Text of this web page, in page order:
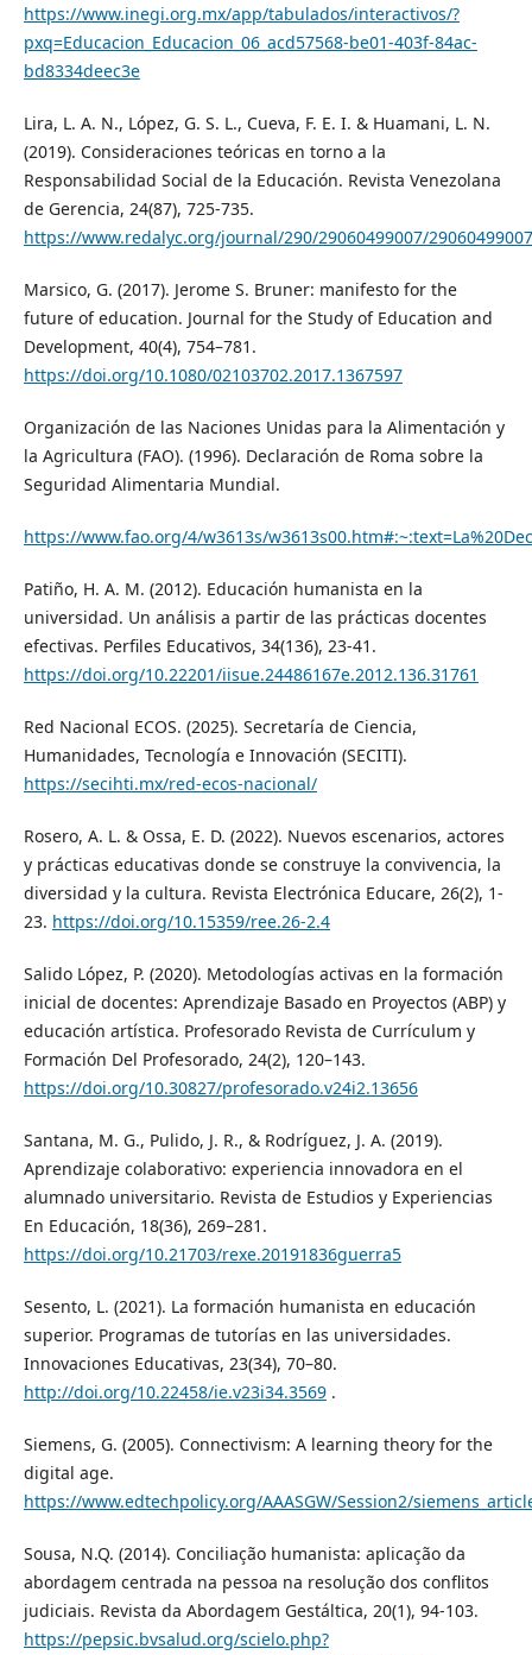
https://www.inegi.org.mx/app/tabulados/interactivos/?
pxq=Educacion_Educacion_06_acd57568-be01-403f-84ac-
bd8334deec3e
Lira, L. A. N., López, G. S. L., Cueva, F. E. I. & Huamani, L. N.
(2019). Consideraciones teóricas en torno a la
Responsabilidad Social de la Educación. Revista Venezolana
de Gerencia, 24(87), 725-735.
https://www.redalyc.org/journal/290/29060499007/
Marsico, G. (2017). Jerome S. Bruner: manifesto for the
future of education. Journal for the Study of Education and
Development, 40(4), 754–781.
https://doi.org/10.1080/02103702.2017.1367597
Organización de las Naciones Unidas para la Alimentación y
la Agricultura (FAO). (1996). Declaración de Roma sobre la
Seguridad Alimentaria Mundial.
https://www.fao.org/4/w3613s/
Patiño, H. A. M. (2012). Educación humanista en la
universidad. Un análisis a partir de las prácticas docentes
efectivas. Perfiles Educativos, 34(136), 23-41.
https://doi.org/10.22201/iisue.24486167e.2012.136.31761
Red Nacional ECOS. (2025). Secretaría de Ciencia,
Humanidades, Tecnología e Innovación (SECITI).
https://secihti.mx/red-ecos-nacional/
Rosero, A. L. & Ossa, E. D. (2022). Nuevos escenarios, actores
y prácticas educativas donde se construye la convivencia, la
diversidad y la cultura. Revista Electrónica Educare, 26(2), 1-
23. https://doi.org/10.15359/ree.26-2.4
Salido López, P. (2020). Metodologías activas en la formación
inicial de docentes: Aprendizaje Basado en Proyectos (ABP) y
educación artística. Profesorado Revista de Currículum y
Formación Del Profesorado, 24(2), 120–143.
https://doi.org/10.30827/profesorado.v24i2.13656
Santana, M. G., Pulido, J. R., & Rodríguez, J. A. (2019).
Aprendizaje colaborativo: experiencia innovadora en el
alumnado universitario. Revista de Estudios y Experiencias
En Educación, 18(36), 269–281.
https://doi.org/10.21703/rexe.20191836guerra5
Sesento, L. (2021). La formación humanista en educación
superior. Programas de tutorías en las universidades.
Innovaciones Educativas, 23(34), 70–80.
http://doi.org/10.22458/ie.v23i34.3569.
Siemens, G. (2005). Connectivism: A learning theory for the
digital age.
https://www.edtechpolicy.org/AAASGW/Session2/
Sousa, N.Q. (2014). Conciliação humanista: aplicação da
abordagem centrada na pessoa na resolução dos conflitos
judiciais. Revista da Abordagem Gestáltica, 20(1), 94-103.
https://pepsic.bvsalud.org/scielo.php?